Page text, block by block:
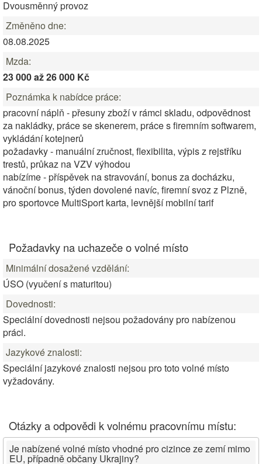
Dvousměnný provoz
Změněno dne:
08.08.2025
Mzda:
23 000 až 26 000 Kč
Poznámka k nabídce práce:
pracovní náplň - přesuny zboží v rámci skladu, odpovědnost
za nakládky, práce se skenerem, práce s firemním softwarem,
vykládání kotejnerů
požadavky - manuální zručnost, flexibilita, výpis z rejstříku
trestů, průkaz na VZV výhodou
nabízíme - příspěvek na stravování, bonus za docházku,
vánoční bonus, týden dovolené navíc, firemní svoz z Plzně,
pro sportovce MultiSport karta, levnější mobilní tarif
Požadavky na uchazeče o volné místo
Minimální dosažené vzdělání:
ÚSO (vyučení s maturitou)
Dovednosti:
Speciální dovednosti nejsou požadovány pro nabízenou
práci.
Jazykové znalosti:
Speciální jazykové znalosti nejsou pro toto volné místo
vyžadovány.
Otázky a odpovědi k volnému pracovnímu místu:
Je nabízené volné místo vhodné pro cizince ze zemí mimo
EU, případně občany Ukrajiny?